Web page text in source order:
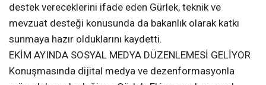
destek vereceklerini ifade eden Gürlek, teknik ve
mevzuat desteği konusunda da bakanlık olarak katkı
sunmaya hazır olduklarını kaydetti.
EKİM AYINDA SOSYAL MEDYA DÜZENLEMESİ GELİYOR
Konuşmasında dijital medya ve dezenformasyonla